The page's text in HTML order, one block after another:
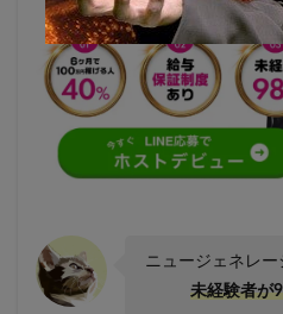
ニュージェネレ
未経験者が